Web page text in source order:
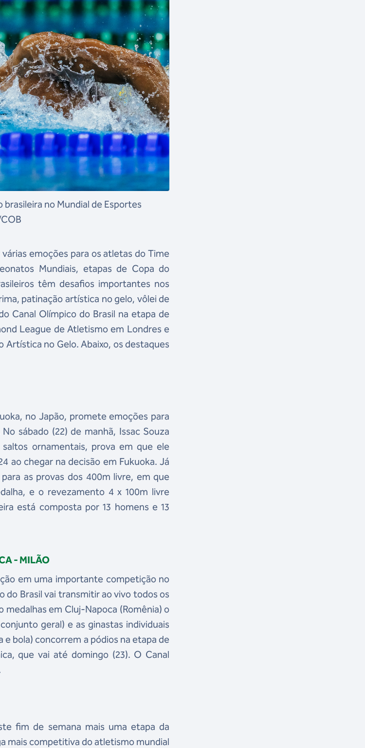
no Mundial de Esportes
emoções para os atletas do Time
Mundiais, etapas de Copa do
têm desafios importantes nos
patinação artística no gelo, vôlei de
Canal Olímpico do Brasil na etapa de
League de Atletismo em Londres e
no Gelo. Abaixo, os destaques
no Japão, promete emoções para
sábado (22) de manhã, Issac Souza
ornamentais, prova em que ele
ao chegar na decisão em Fukuoka. Já
as provas dos 400m livre, em que
e o revezamento 4 x 100m livre
está composta por 13 homens e 13
- MILÃO
em uma importante competição no
do Brasil vai transmitir ao vivo todos os
em Cluj-Napoca (Romênia) o
geral) e as ginastas individuais
bola) concorrem a pódios na etapa de
que vai até domingo (23). O Canal
fim de semana mais uma etapa da
mais competitiva do atletismo mundial